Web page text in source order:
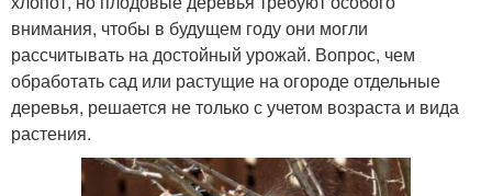
внимания, чтобы в будущем году они могли
рассчитывать на достойный урожай. Вопрос, чем
обработать сад или растущие на огороде отдельные
деревья, решается не только с учетом возраста и вида
растения.